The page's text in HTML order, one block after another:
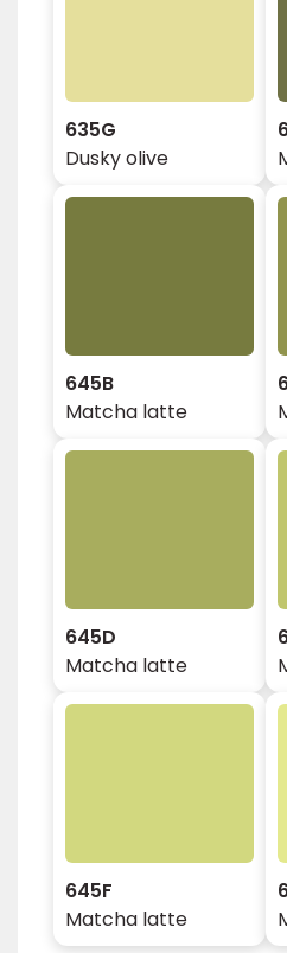
635G
Dusky olive
645B
Matcha latte
645D
Matcha latte
645F
Matcha latte